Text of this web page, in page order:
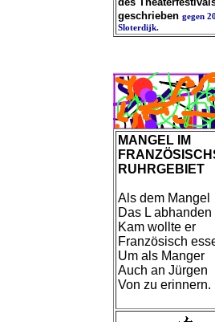
geschrieben gegen
Sloterdijk.
MANGEL IM
RUHRGEBIET
Als dem Mangel
Das L abhanden
Kam wollte er
Französisch
Um als Manger
Auch an Jürgen
Von zu erinnern.